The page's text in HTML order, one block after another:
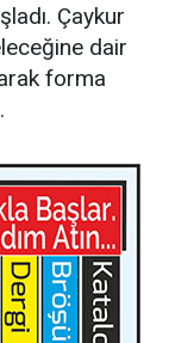
Çaykur
dair
forma